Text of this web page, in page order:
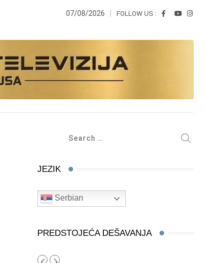
07/08/2026 FOLLOW US :
JEZIK
Serbian
PREDSTOJEĆA DEŠAVANJA